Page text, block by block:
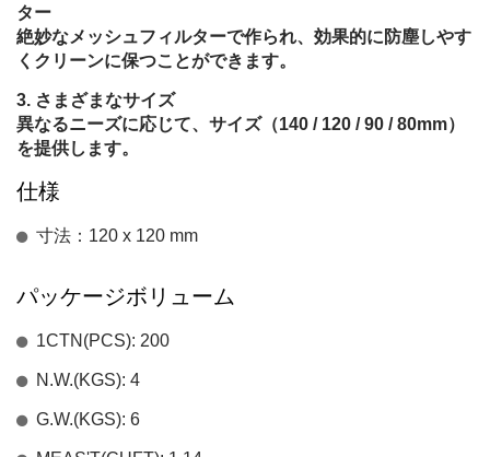
ター
絶妙なメッシュフィルターで作られ、効果的に防塵しやす
くクリーンに保つことができます。
さまざまなサイズ
異なるニーズに応じて、サイズ（140 / 120 / 90 / 80mm）
を提供します。
仕様
寸法：120 x 120 mm
パッケージボリューム
1CTN(PCS): 200
N.W.(KGS): 4
G.W.(KGS): 6